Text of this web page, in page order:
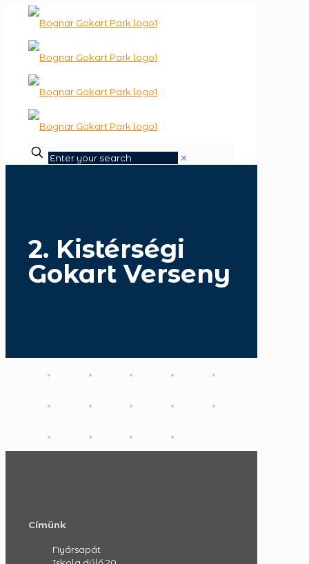
✕
2. Kistérségi
Gokart Verseny
Címünk
Nyársapát